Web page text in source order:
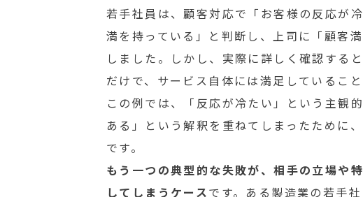
若手社員は、顧客対応で「お客様の反応が
満を持っている」と判断し、上司に「顧客
しました。しかし、実際に詳しく確認する
だけで、サービス自体には満足していること
この例では、「反応が冷たい」という主観
ある」という解釈を重ねてしまったために
です。
もう一つの典型的な失敗が、相手の立場や
してしまうケースです。ある製造業の若手